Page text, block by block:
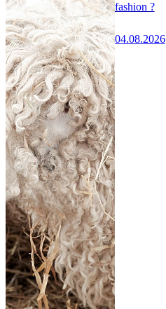
fashion ?
04.08.2026